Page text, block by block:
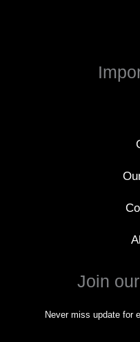
Join
Never miss update for